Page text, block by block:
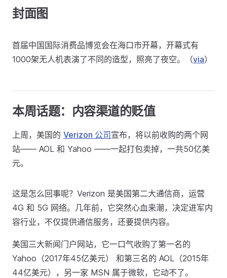
封面图
首届中国国际消费品博览会在海口市开幕，开幕式有
1000架无人机表演了不同的造型，照亮了夜空。（via）
本周话题：内容渠道的贬值
上周，美国的 Verizon 公司 宣布，将以前收购的两个网
站—— AOL 和 Yahoo ——一起打包卖掉，一共50亿美
元。
这是怎么回事呢？Verizon 是美国第二大通信商，运营
4G 和 5G 网络。几年前，它突然心血来潮，决定进军内
容行业，不仅提供通信服务，还要提供内容。
美国三大新闻门户网站，它一口气收购了第一名的
Yahoo（2017年45亿美元） 和第三名的 AOL（2015年
44亿美元），另一家 MSN 属于微软，它动不了。